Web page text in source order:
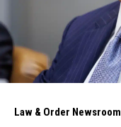
Law & Order Newsroom